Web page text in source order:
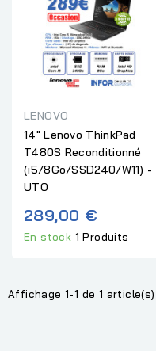
LENOVO
14" Lenovo ThinkPad
T480S Reconditionné
(i5/8Go/SSD240/W11) -
UTO
289,00 €
En stock 1 Produits
Affichage 1-1 de 1 article(s)